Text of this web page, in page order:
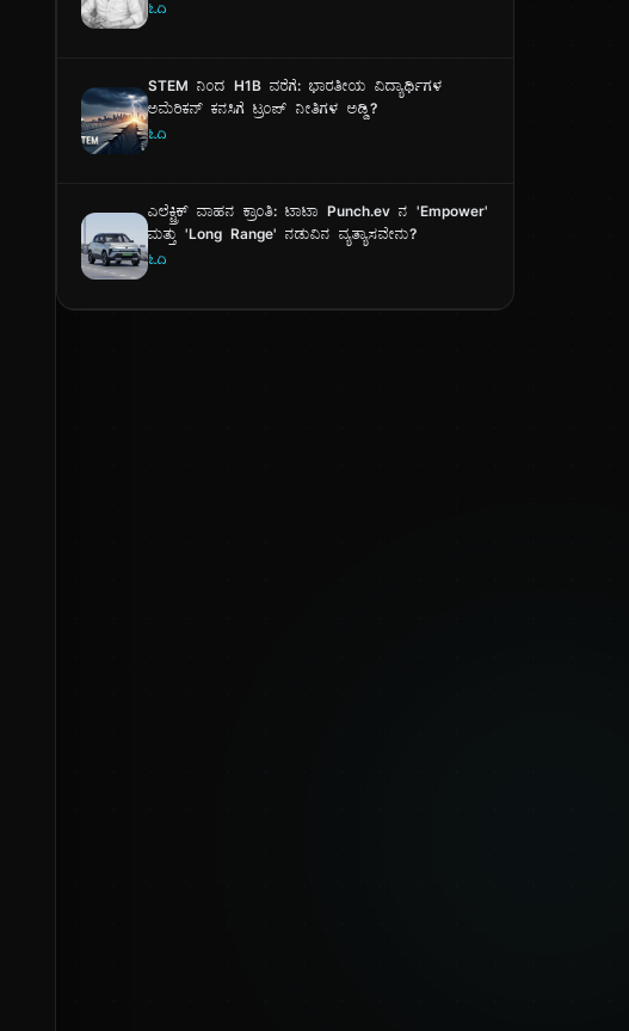
ಓದಿ
STEM ನಿಂದ H1B ವರೆಗೆ: ಭಾರತೀಯ ವಿದ್ಯಾರ್ಥಿಗಳ
ಅಮೆರಿಕನ್ ಕನಸಿಗೆ ಟ್ರಂಪ್ ನೀತಿಗಳ ಅಡ್ಡಿ?
ಓದಿ
ಎಲೆಕ್ಟ್ರಿಕ್ ವಾಹನ ಕ್ರಾಂತಿ: ಟಾಟಾ Punch.ev ನ 'Empower'
ಮತ್ತು 'Long Range' ನಡುವಿನ ವ್ಯತ್ಯಾಸವೇನು?
ಓದಿ